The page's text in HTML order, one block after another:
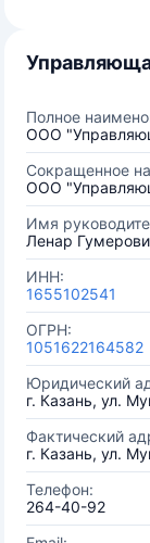
Полное
ООО
Сокращенное
ООО
Имя
Ленар
ИНН:
1655102541
ОГРН:
1051622164582
Юридический
г. Казань, ул.
Фактический
г. Казань, ул.
Телефон:
264-40-92